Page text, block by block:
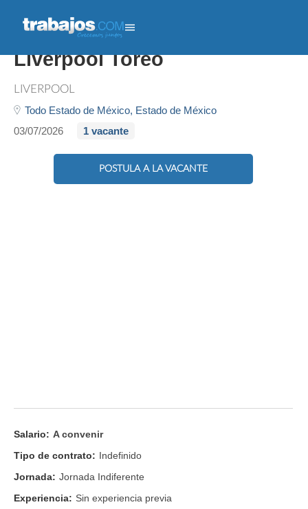
Costurero/a (alteraciones) -
Liverpool Toreo
LIVERPOOL
Todo Estado de México, Estado de México
03/07/2026
1 vacante
POSTULA A LA VACANTE
Salario: A convenir
Tipo de contrato: Indefinido
Jornada: Jornada Indiferente
Experiencia: Sin experiencia previa